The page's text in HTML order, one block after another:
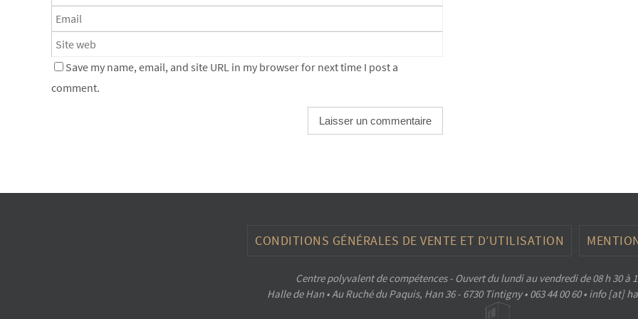
Save my name, email, and site URL in my browser for next time I post a
comment.
CONDITIONS GÉNÉRALES DE VENTE ET D’UTILISATION
Centre polyvalent de compétences - Ouvert du lundi au vendredi de 08 h 30 à
Halle de Han • Au Ruché du Paquis, Han 36 - 6730 Tintigny • 063 44 00 60 • info [at]